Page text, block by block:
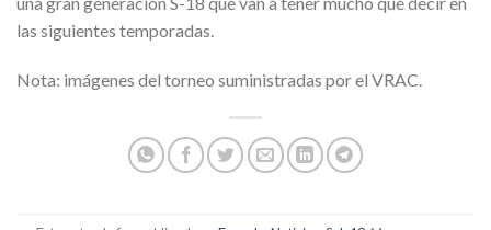
las siguientes temporadas.
Nota: imágenes del torneo suministradas por el VRAC.